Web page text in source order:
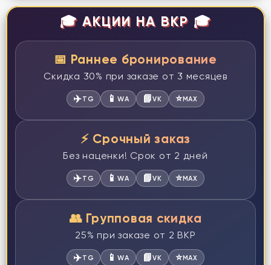
🎓 АКЦИИ НА ВКР 🎓
📅 Раннее бронирование
Скидка 30% при заказе от 3 месяцев
✈️TG 📱WA 📘VK ⭐MAX
⚡ Срочный заказ
Без наценки! Срок от 2 дней
✈️TG 📱WA 📘VK ⭐MAX
👥 Групповая скидка
25% при заказе от 2 ВКР
✈️TG 📱WA 📘VK ⭐MAX